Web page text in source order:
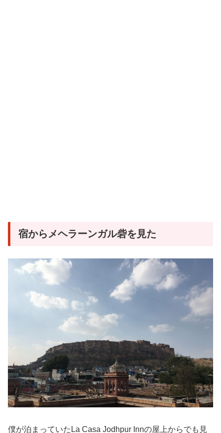
宿からメヘラーンガル砦を見た
僕が泊まっていたLa Casa Jodhpur Innの屋上からでも見